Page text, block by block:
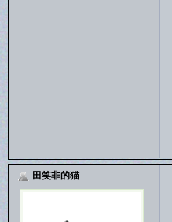
田笑非的猫